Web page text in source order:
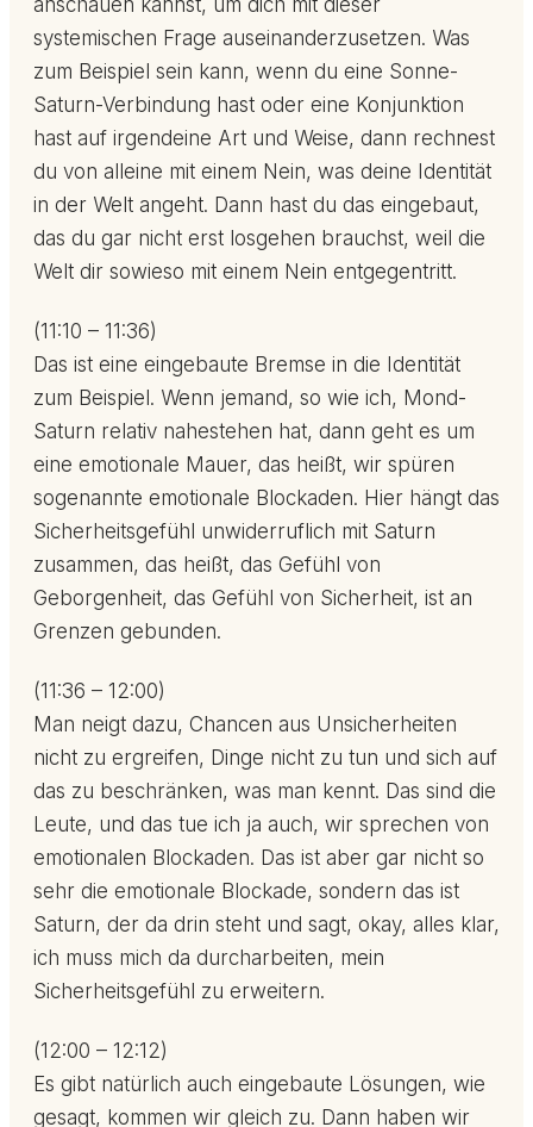
anschauen kannst, um dich mit dieser
systemischen Frage auseinanderzusetzen. Was
zum Beispiel sein kann, wenn du eine Sonne-
Saturn-Verbindung hast oder eine Konjunktion
hast auf irgendeine Art und Weise, dann rechnest
du von alleine mit einem Nein, was deine Identität
in der Welt angeht. Dann hast du das eingebaut,
das du gar nicht erst losgehen brauchst, weil die
Welt dir sowieso mit einem Nein entgegentritt.
(11:10 – 11:36)
Das ist eine eingebaute Bremse in die Identität
zum Beispiel. Wenn jemand, so wie ich, Mond-
Saturn relativ nahestehen hat, dann geht es um
eine emotionale Mauer, das heißt, wir spüren
sogenannte emotionale Blockaden. Hier hängt das
Sicherheitsgefühl unwiderruflich mit Saturn
zusammen, das heißt, das Gefühl von
Geborgenheit, das Gefühl von Sicherheit, ist an
Grenzen gebunden.
(11:36 – 12:00)
Man neigt dazu, Chancen aus Unsicherheiten
nicht zu ergreifen, Dinge nicht zu tun und sich auf
das zu beschränken, was man kennt. Das sind die
Leute, und das tue ich ja auch, wir sprechen von
emotionalen Blockaden. Das ist aber gar nicht so
sehr die emotionale Blockade, sondern das ist
Saturn, der da drin steht und sagt, okay, alles klar,
ich muss mich da durcharbeiten, mein
Sicherheitsgefühl zu erweitern.
(12:00 – 12:12)
Es gibt natürlich auch eingebaute Lösungen, wie
gesagt, kommen wir gleich zu. Dann haben wir